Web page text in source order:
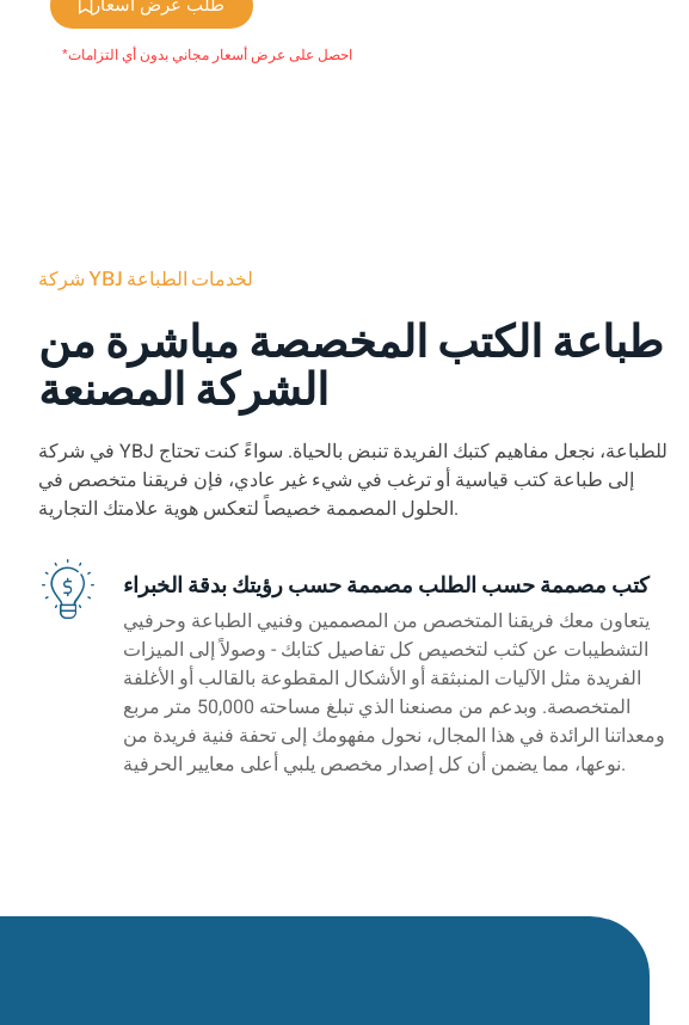
*احصل على عرض أسعار مجاني بدون أي التزامات
شركة YBJ لخدمات الطباعة
طباعة الكتب المخصصة مباشرة من
الشركة المصنعة
في شركة YBJ للطباعة، نجعل مفاهيم كتبك الفريدة تنبض بالحياة. سواءً كنت تحتاج
إلى طباعة كتب قياسية أو ترغب في شيء غير عادي، فإن فريقنا متخصص في
الحلول المصممة خصيصاً لتعكس هوية علامتك التجارية.
كتب مصممة حسب الطلب مصممة حسب رؤيتك بدقة الخبراء
يتعاون معك فريقنا المتخصص من المصممين وفنيي الطباعة وحرفيي
التشطيبات عن كثب لتخصيص كل تفاصيل كتابك - وصولاً إلى الميزات
الفريدة مثل الآليات المنبثقة أو الأشكال المقطوعة بالقالب أو الأغلفة
المتخصصة. وبدعم من مصنعنا الذي تبلغ مساحته 50,000 متر مربع
ومعداتنا الرائدة في هذا المجال، نحول مفهومك إلى تحفة فنية فريدة من
نوعها، مما يضمن أن كل إصدار مخصص يلبي أعلى معايير الحرفية.